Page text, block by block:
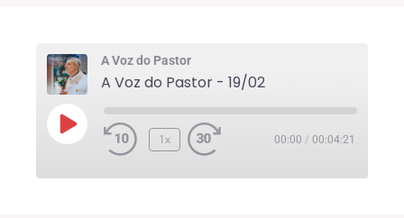
A Voz do Pastor
A Voz do Pastor - 19/02
1x 00:00 / 00:04:21